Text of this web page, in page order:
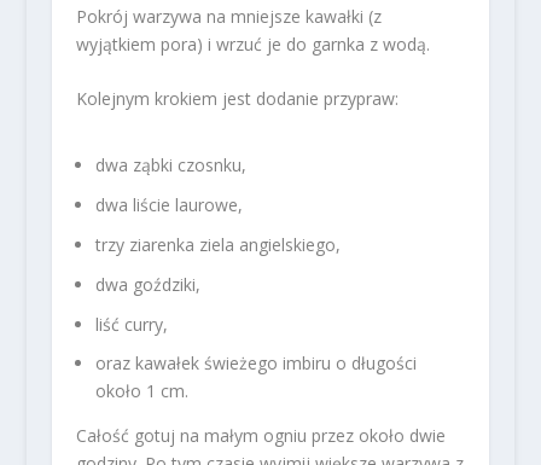
Pokrój warzywa na mniejsze kawałki (z
wyjątkiem pora) i wrzuć je do garnka z wodą.
Kolejnym krokiem jest dodanie przypraw:
dwa ząbki czosnku,
dwa liście laurowe,
trzy ziarenka ziela angielskiego,
dwa goździki,
liść curry,
oraz kawałek świeżego imbiru o długości
około 1 cm.
Całość gotuj na małym ogniu przez około dwie